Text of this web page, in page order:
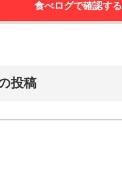
食べログで確認する
投稿